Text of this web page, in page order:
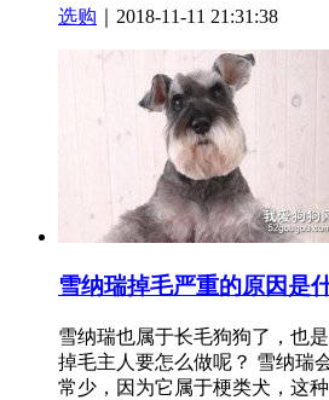
选购 ｜2018-11-11 21:31:38
雪纳瑞掉毛严重的原因是
雪纳瑞也属于长毛狗狗了，也
掉毛主人要怎么做呢？ 雪纳瑞
常少，因为它属于梗类犬，这